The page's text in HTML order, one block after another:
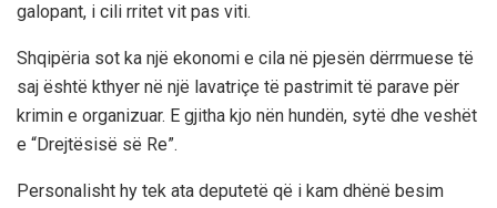
galopant, i cili rritet vit pas viti.
Shqipëria sot ka një ekonomi e cila në pjesën dërrmuese të
saj është kthyer në një lavatriçe të pastrimit të parave për
krimin e organizuar. E gjitha kjo nën hundën, sytë dhe veshët
e “Drejtësisë së Re”.
Personalisht hy tek ata deputetë që i kam dhënë besim